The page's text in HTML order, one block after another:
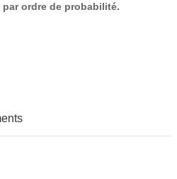
ordre de probabilité.